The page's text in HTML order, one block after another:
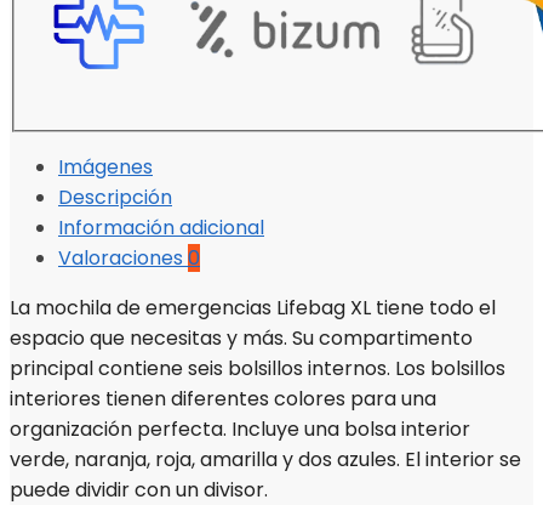
Imágenes
Descripción
Información adicional
Valoraciones 0
La mochila de emergencias Lifebag XL tiene todo el
espacio que necesitas y más. Su compartimento
principal contiene seis bolsillos internos. Los bolsillos
interiores tienen diferentes colores para una
organización perfecta. Incluye una bolsa interior
verde, naranja, roja, amarilla y dos azules. El interior se
puede dividir con un divisor.